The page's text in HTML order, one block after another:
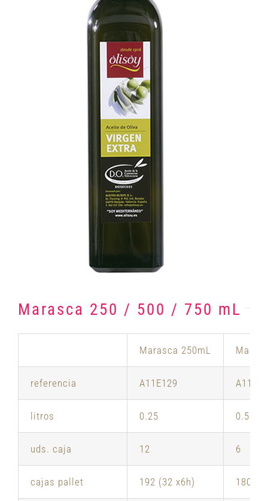
Marasca 250 / 500 / 750 mL
Marasca 250mL
referencia A11E129
litros 0.25 0.50
uds. caja 12 6
cajas pallet 192 (32 x6h) 180